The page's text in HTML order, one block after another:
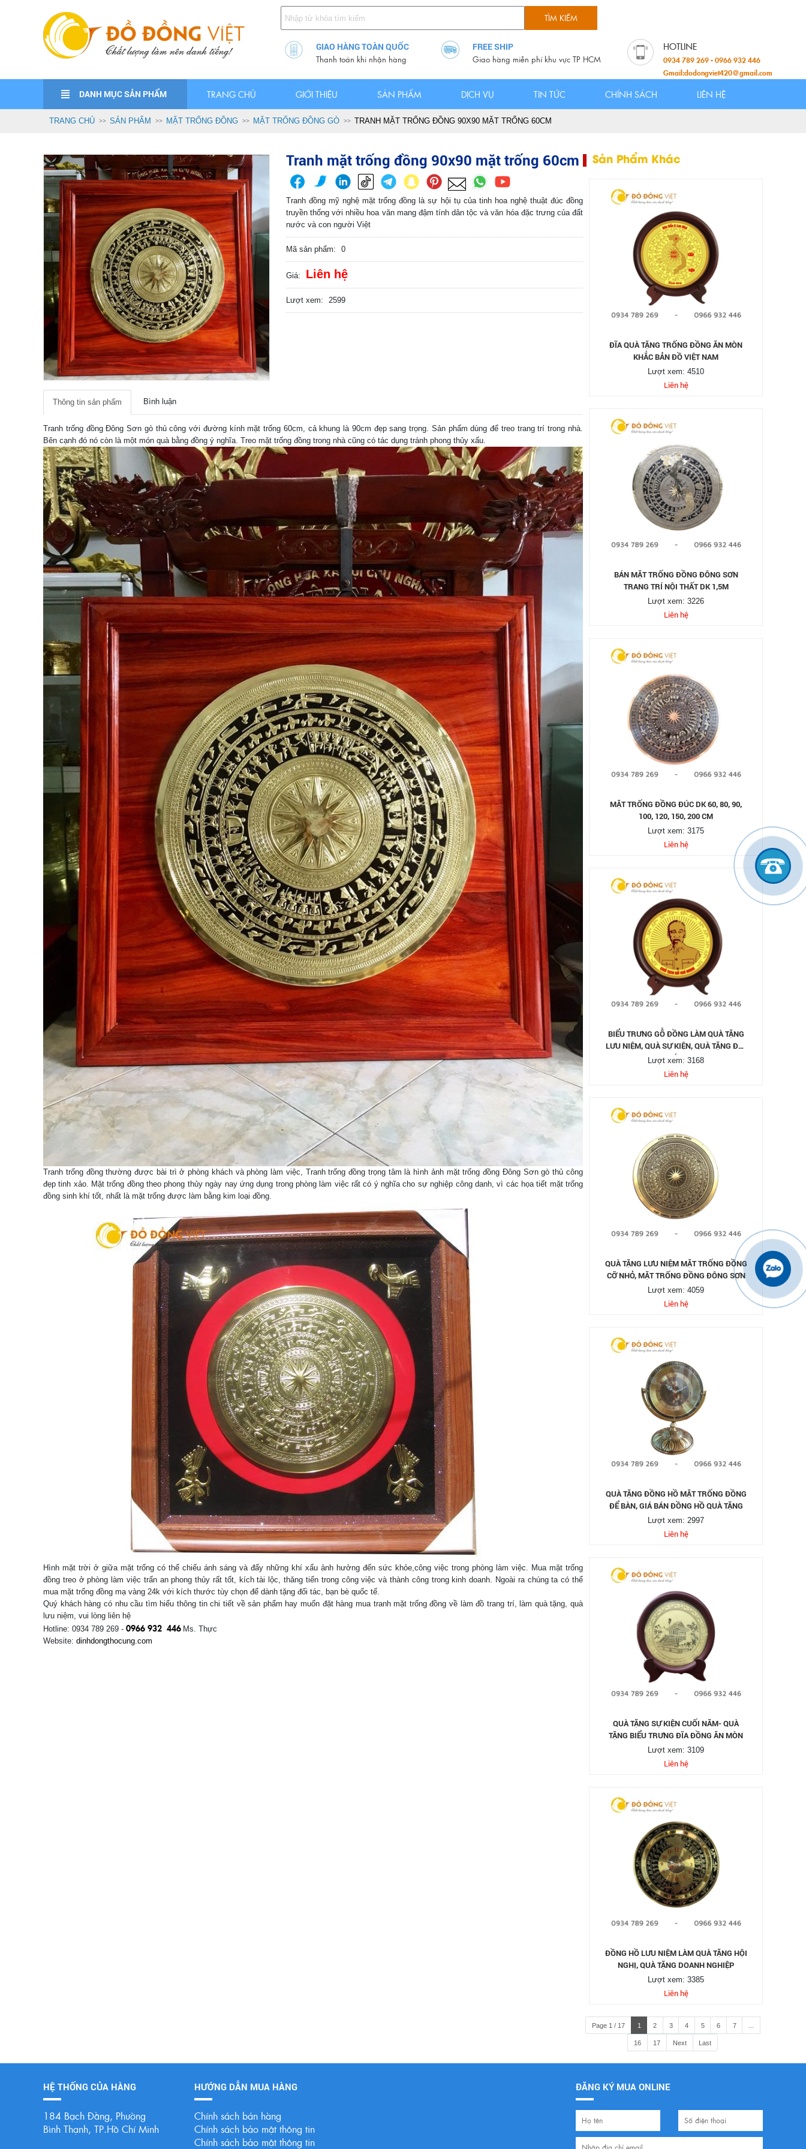
GIAO HÀNG TOÀN QUỐC
Thanh toán khi nhận hàng
FREE SHIP
Giao hàng miễn phí khu vực TP HCM
0934 789 269 - 0966 932 446
Gmail:dodongviet420@gmail.com
DANH MỤC SẢN PHẨM TRANG CHỦ GIỚI THIỆU SẢN PHẨM DỊCH VỤ TIN TỨC CHÍNH SÁCH LIÊN HỆ
TRANG CHỦ SẢN PHẨM MẶT TRỐNG ĐỒNG MẶT TRỐNG ĐỒNG GÒ TRANH MẶT TRỐNG ĐỒNG 90X90 MẶT TRỐNG 60CM
Tranh mặt trống đồng 90x90 mặt trống 60cm
Tranh đồng mỹ nghệ mặt trống đồng là sự hội tụ của tinh hoa nghệ thuật đúc đồng
truyền thống với nhiều hoa văn mang đậm tính dân tộc và văn hóa đặc trưng của đất
nước và con người Việt
Mã sản phẩm: 0
Giá: Liên hệ
Lượt xem: 2599
Thông tin sản phẩm Bình luận
Tranh trống đồng Đông Sơn gò thủ công với đường kính mặt trống 60cm, cả khung là 90cm đẹp sang trọng. Sản phẩm dùng để treo trang trí trong nhà.
Bên cạnh đó nó còn là một món quà bằng đồng ý nghĩa. Treo mặt trống đồng trong nhà cũng có tác dụng tránh phong thủy xấu.
Tranh trống đồng thường được bài trì ở phòng khách và phòng làm việc, Tranh trống đồng trọng tâm là hình ảnh mặt trống đồng Đông Sơn gò thủ công
đẹp tinh xảo. Mặt trống đồng theo phong thủy ngày nay ứng dụng trong phòng làm việc rất có ý nghĩa cho sự nghiệp công danh, vì các họa tiết mặt trống
đồng sinh khí tốt, nhất là mặt trống được làm bằng kim loại đồng.
Hình mặt trời ở giữa mặt trống có thể chiếu ánh sáng và đẩy những khí xấu ảnh hưởng đến sức khỏe,công việc trong phòng làm việc. Mua mặt trống
đồng treo ở phòng làm việc trấn an phong thủy rất tốt, kích tài lộc, thăng tiến trong công việc và thành công trong kinh doanh. Ngoài ra chúng ta có thể
mua mặt trống đồng mạ vàng 24k với kích thước tùy chọn để dành tặng đối tác, bạn bè quốc tế.
Quý khách hàng có nhu cầu tìm hiểu thông tin chi tiết về sản phẩm hay muốn đặt hàng mua tranh mặt trống đồng về làm đồ trang trí, làm quà tặng, quà
lưu niệm, vui lòng liên hệ
Hotline: 0934 789 269 - 0966 932 446 Ms. Thực
Website: dinhdongthocung.com
Sản Phẩm Khác
ĐĨA QUÀ TẶNG TRỐNG ĐỒNG ĂN MÒN
KHẮC BẢN ĐỒ VIỆT NAM
Lượt xem: 4510
Liên hệ
BÁN MẶT TRỐNG ĐỒNG ĐÔNG SƠN
TRANG TRÍ NỘI THẤT DK 1,5M
Lượt xem: 3226
Liên hệ
MẶT TRỐNG ĐỒNG ĐÚC DK 60, 80, 90,
100, 120, 150, 200 CM
Lượt xem: 3175
Liên hệ
BIỂU TRƯNG GỖ ĐỒNG LÀM QUÀ TẶNG
LƯU NIỆM, QUÀ SỰ KIỆN, QUÀ TẶNG ĐỐI
TÁC
Lượt xem: 3168
Liên hệ
QUÀ TẶNG LƯU NIỆM MẶT TRỐNG ĐỒNG
CỠ NHỎ, MẶT TRỐNG ĐỒNG ĐÔNG SƠN
Lượt xem: 4059
Liên hệ
QUÀ TẶNG ĐỒNG HỒ MẶT TRỐNG ĐỒNG
ĐỂ BÀN, GIÁ BÁN ĐỒNG HỒ QUÀ TẶNG
Lượt xem: 2997
Liên hệ
QUÀ TẶNG SỰ KIỆN CUỐI NĂM- QUÀ
TẶNG BIỂU TRƯNG ĐĨA ĐỒNG ĂN MÒN
Lượt xem: 3109
Liên hệ
ĐỒNG HỒ LƯU NIỆM LÀM QUÀ TẶNG HỘI
NGHỊ, QUÀ TẶNG DOANH NGHIỆP
Lượt xem: 3385
Liên hệ
Page 1 / 17 1 2 3 4 5 6 7
16 17 Next Last
HỆ THỐNG CỦA HÀNG
184 Bạch Đằng, Phường
Bình Thạnh, TP.Hồ Chí Minh
HƯỚNG DẪN MUA HÀNG
Chính sách bán hàng
Chính sách bảo mật thông tin
Chính sách bảo mật thông tin
ĐĂNG KÝ MUA ONLINE